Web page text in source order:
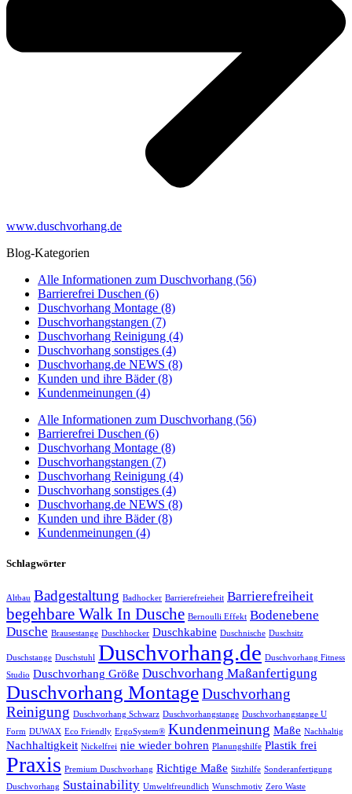
www.duschvorhang.de
Blog-Kategorien
Alle Informationen zum Duschvorhang (56)
Barrierefrei Duschen (6)
Duschvorhang Montage (8)
Duschvorhangstangen (7)
Duschvorhang Reinigung (4)
Duschvorhang sonstiges (4)
Duschvorhang.de NEWS (8)
Kunden und ihre Bäder (8)
Kundenmeinungen (4)
Alle Informationen zum Duschvorhang (56)
Barrierefrei Duschen (6)
Duschvorhang Montage (8)
Duschvorhangstangen (7)
Duschvorhang Reinigung (4)
Duschvorhang sonstiges (4)
Duschvorhang.de NEWS (8)
Kunden und ihre Bäder (8)
Kundenmeinungen (4)
Schlagwörter
Altbau Badgestaltung Badhocker Barrierefreieheit Barrierefreiheit
begehbare Walk In Dusche Bernoulli Effekt Bodenebene
Dusche Brausestange Duschhocker Duschkabine Duschnische Duschsitz
Duschstange Duschstuhl Duschvorhang.de Duschvorhang Fitness
Studio Duschvorhang Größe Duschvorhang Maßanfertigung
Duschvorhang MontageDuschvorhang
Reinigung Duschvorhang Schwarz Duschvorhangstange Duschvorhangstange U
Form DUWAX Eco Friendly ErgoSystem® Kundenmeinung Maße Nachhaltig
Nachhaltigkeit Nickelfrei nie wieder bohren Planungshilfe Plastik frei
Praxis Premium Duschvorhang Richtige Maße Sitzhilfe Sonderanfertigung
Duschvorhang Sustainability Umweltfreundlich Wunschmotiv Zero Waste